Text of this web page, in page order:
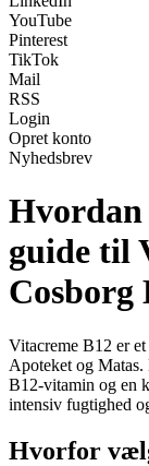
YouTube
Pinterest
TikTok
Mail
RSS
Login
Opret konto
Nyhedsbrev
Hvordan
guide til
Cosborg
Vitacreme B12 er
Apoteket og
B12-vitamin og en
intensiv fugtighed
Hvorfor